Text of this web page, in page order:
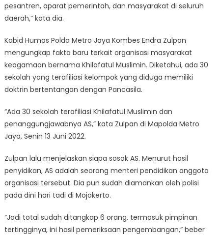
pesantren, aparat pemerintah, dan masyarakat di seluruh
daerah,” kata dia.
Kabid Humas Polda Metro Jaya Kombes Endra Zulpan
mengungkap fakta baru terkait organisasi masyarakat
keagamaan bernama Khilafatul Muslimin. Diketahui, ada 30
sekolah yang terafiliasi kelompok yang diduga memiliki
doktrin bertentangan dengan Pancasila.
“Ada 30 sekolah terafiliasi Khilafatul Muslimin dan
penanggungjawabnya AS,” kata Zulpan di Mapolda Metro
Jaya, Senin 13 Juni 2022.
Zulpan lalu menjelaskan siapa sosok AS. Menurut hasil
penyidikan, AS adalah seorang menteri pendidikan anggota
organisasi tersebut. Dia pun sudah diamankan oleh polisi
pada dini hari tadi di Mojokerto.
“Jadi total sudah ditangkap 6 orang, termasuk pimpinan
tertingginya, ini hasil pemeriksaan pengembangan,” beber